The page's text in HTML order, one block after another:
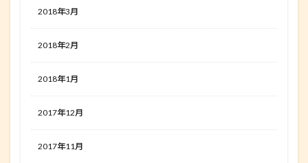
2018年3月
2018年2月
2018年1月
2017年12月
2017年11月